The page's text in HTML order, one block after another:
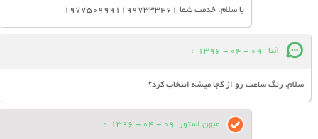
با سلام. خدمت شما 19775099911997333461
آتنا 09 - 04 - 1396
:
سلام، رنگ ساعت رو از کجا میشه انتخاب کرد؟
میهن استور 09 - 04 - 1396
: